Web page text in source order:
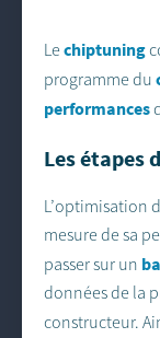
Le chiptuning
programme du
performances
Les étapes
L’optimisation
mesure de sa
passer sur un
données de la
constructeur.